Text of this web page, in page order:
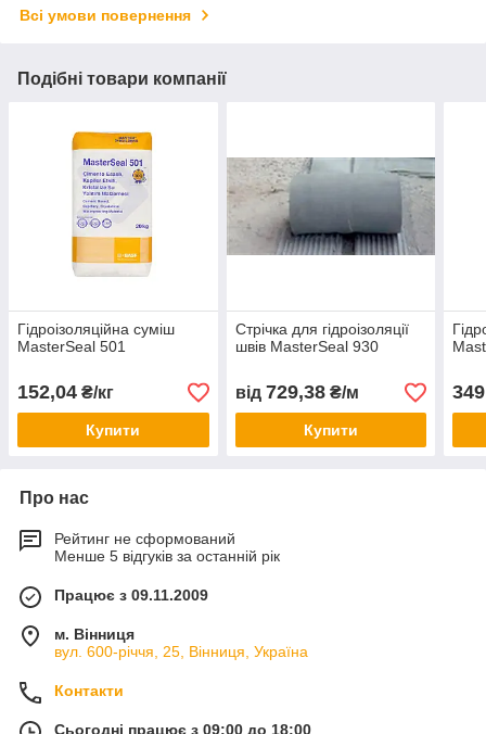
Всі умови повернення
Подібні товари компанії
Гідроізоляційна суміш
MasterSeal 501
152,04 ₴/кг
Купити
Стрічка для гідроізоляції
швів MasterSeal 930
від 729,38₴/м
Купити
Про нас
Рейтинг не сформований
Менше 5 відгуків за останній рік
Працює з 09.11.2009
м. Вінниця
вул. 600-річчя, 25, Вінниця, Україна
Контакти
Сьогодні працює з 09:00 до 18:00